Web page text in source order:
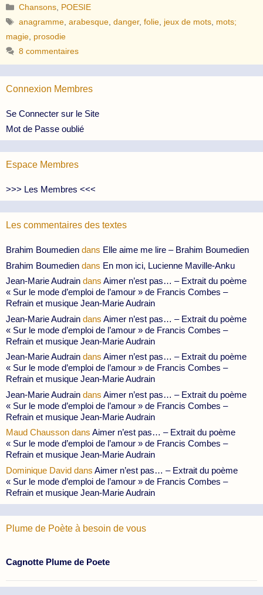
Catégories
Chansons POESIE
Étiquettes
anagramme ,arabesque ,danger,folie jeux de mots mots;
magie prosodie
8 commentaires
Connexion Membres
Se Connecter sur le Site
Mot de Passe oublié
Espace Membres
>>> Les Membres <<<
Les commentaires des textes
Brahim Boumedien dans Elle aime me lire – Brahim Boumedien
Brahim Boumedien dans En mon ici, Lucienne Maville-Anku
Jean-Marie Audrain dans Aimer n’est pas… – Extrait du poème
« Sur le mode d’emploi de l’amour » de Francis Combes –
Refrain et musique Jean-Marie Audrain
Jean-Marie Audrain dans Aimer n’est pas… – Extrait du poème
« Sur le mode d’emploi de l’amour » de Francis Combes –
Refrain et musique Jean-Marie Audrain
Jean-Marie Audrain dans Aimer n’est pas… – Extrait du poème
« Sur le mode d’emploi de l’amour » de Francis Combes –
Refrain et musique Jean-Marie Audrain
Jean-Marie Audrain dans Aimer n’est pas… – Extrait du poème
« Sur le mode d’emploi de l’amour » de Francis Combes –
Refrain et musique Jean-Marie Audrain
Maud Chausson dans Aimer n’est pas… – Extrait du poème
« Sur le mode d’emploi de l’amour » de Francis Combes –
Refrain et musique Jean-Marie Audrain
Dominique David dans Aimer n’est pas… – Extrait du poème
« Sur le mode d’emploi de l’amour » de Francis Combes –
Refrain et musique Jean-Marie Audrain
Plume de Poète à besoin de vous
Cagnotte Plume de Poete